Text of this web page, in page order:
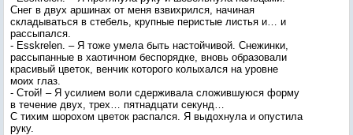
Снег в двух аршинах от меня взвихрился, начиная
складываться в стебель, крупные перистые листья и… и
рассыпался.
- Esskrelen. – Я тоже умела быть настойчивой. Снежинки,
рассыпанные в хаотичном беспорядке, вновь образовали
красивый цветок, венчик которого колыхался на уровне
моих глаз.
- Стой! – Я усилием воли сдерживала сложившуюся форму
в течение двух, трех… пятнадцати секунд…
С тихим шорохом цветок распался. Я выдохнула и опустила
руку.